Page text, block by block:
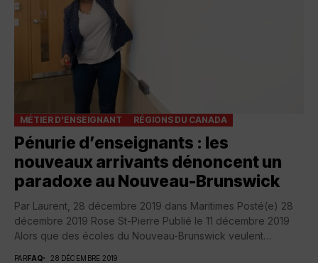
MÉTIER D'ENSEIGNANT RÉGIONS DU CANADA
Pénurie d’enseignants : les
nouveaux arrivants dénoncent un
paradoxe au Nouveau-Brunswick
Par Laurent, 28 décembre 2019 dans Maritimes Posté(e) 28
décembre 2019 Rose St-Pierre Publié le 11 décembre 2019
Alors que des écoles du Nouveau-Brunswick veulent
PARFAQ 28 DÉCEMBRE 2019